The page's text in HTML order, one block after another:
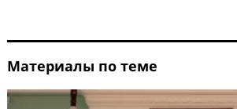
Материалы по теме